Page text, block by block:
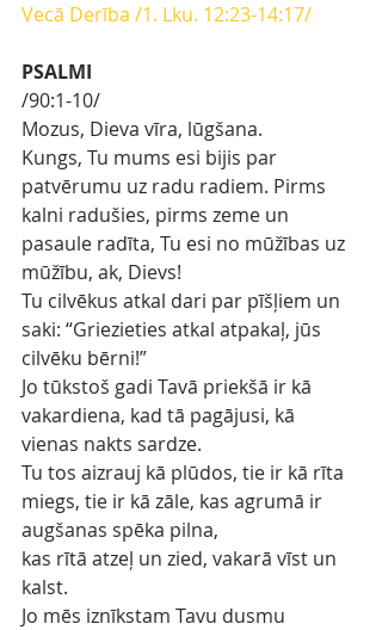
Vecā Derība /1. Lku. 12:23-14:17/
PSALMI
/90:1-10/
Mozus, Dieva vīra, lūgšana.
Kungs, Tu mums esi bijis par
patvērumu uz radu radiem. Pirms
kalni radušies, pirms zeme un
pasaule radīta, Tu esi no mūžības uz
mūžību, ak, Dievs!
Tu cilvēkus atkal dari par pīšļiem un
saki: “Griezieties atkal atpakaļ, jūs
cilvēku bērni!”
Jo tūkstoš gadi Tavā priekšā ir kā
vakardiena, kad tā pagājusi, kā
vienas nakts sardze.
Tu tos aizrauj kā plūdos, tie ir kā rīta
miegs, tie ir kā zāle, kas agrumā ir
augšanas spēka pilna,
kas rītā atzeļ un zied, vakarā vīst un
kalst.
Jo mēs iznīkstam Tavu dusmu